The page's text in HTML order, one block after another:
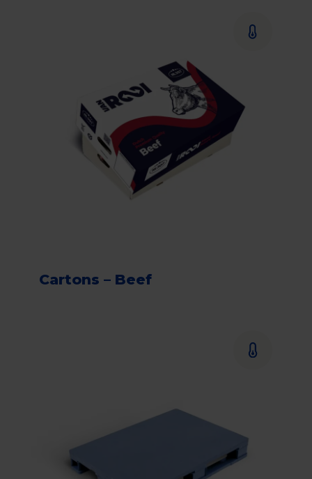
Cartons – Beef